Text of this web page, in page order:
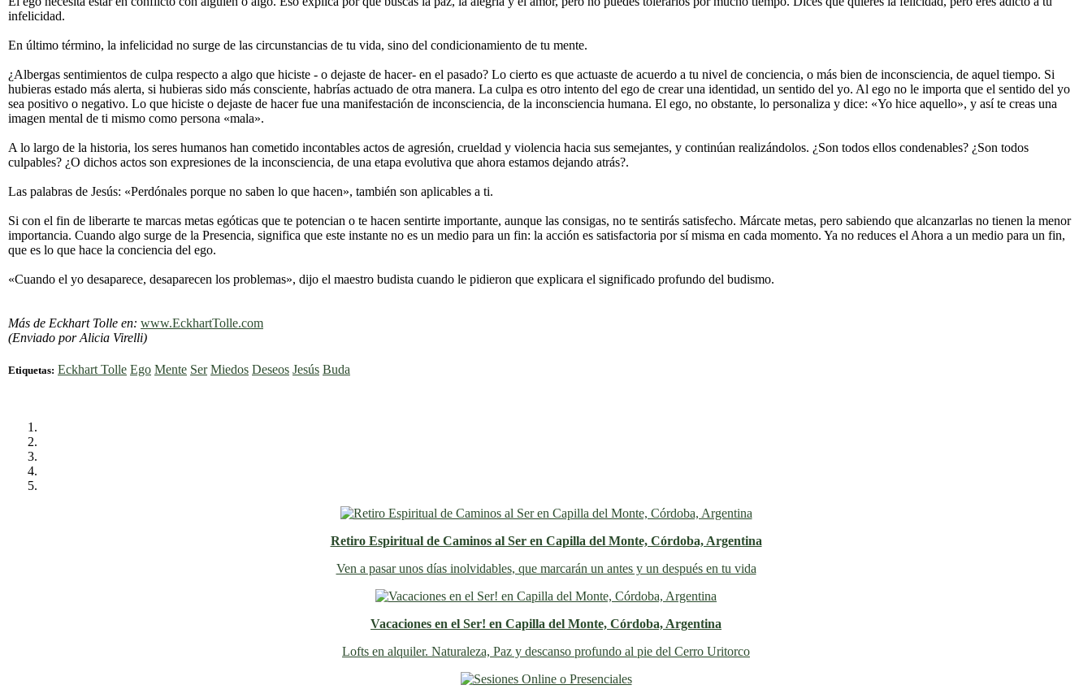
infelicidad.
En último término, la infelicidad no surge de las circunstancias de tu vida, sino del condicionamiento de tu mente.
¿Albergas sentimientos de culpa respecto a algo que hiciste - o dejaste de hacer- en el pasado? Lo cierto es que actuaste de acuerdo a tu nivel de conciencia, o más bien de inconsciencia, de aquel tiempo. Si
hubieras estado más alerta, si hubieras sido más consciente, habrías actuado de otra manera. La culpa es otro intento del ego de crear una identidad, un sentido del yo. Al ego no le importa que el sentido del yo
sea positivo o negativo. Lo que hiciste o dejaste de hacer fue una manifestación de inconsciencia, de la inconsciencia humana. El ego, no obstante, lo personaliza y dice: «Yo hice aquello», y así te creas una
imagen mental de ti mismo como persona «mala».
A lo largo de la historia, los seres humanos han cometido incontables actos de agresión, crueldad y violencia hacia sus semejantes, y continúan realizándolos. ¿Son todos ellos condenables? ¿Son todos
culpables? ¿O dichos actos son expresiones de la inconsciencia, de una etapa evolutiva que ahora estamos dejando atrás?.
Las palabras de Jesús: «Perdónales porque no saben lo que hacen», también son aplicables a ti.
Si con el fin de liberarte te marcas metas egóticas que te potencian o te hacen sentirte importante, aunque las consigas, no te sentirás satisfecho. Márcate metas, pero sabiendo que alcanzarlas no tienen la menor
importancia. Cuando algo surge de la Presencia, significa que este instante no es un medio para un fin: la acción es satisfactoria por sí misma en cada momento. Ya no reduces el Ahora a un medio para un fin,
que es lo que hace la conciencia del ego.
«Cuando el yo desaparece, desaparecen los problemas», dijo el maestro budista cuando le pidieron que explicara el significado profundo del budismo.
Más de Eckhart Tolle en: www.EckhartTolle.com
(Enviado por Alicia Virelli)
Etiquetas: Eckhart Tolle Ego Mente Ser Miedos Deseos Jesús Buda
Retiro Espiritual de Caminos al Ser en Capilla del Monte, Córdoba, Argentina
Ven a pasar unos días inolvidables, que marcarán un antes y un después en tu vida
Vacaciones en el Ser! en Capilla del Monte, Córdoba, Argentina
Lofts en alquiler. Naturaleza, Paz y descanso profundo al pie del Cerro Uritorco